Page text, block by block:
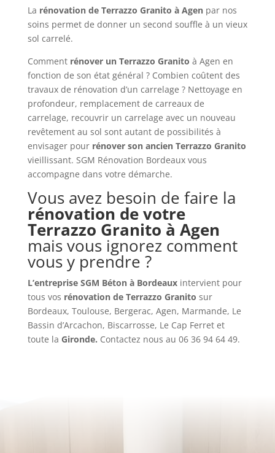
La rénovation de Terrazzo Granito à Agenpar nos
soins permet de donner un second souffle à un vieux
sol carrelé.
Comment rénover un Terrazzo Granito à Agen en
fonction de son état général ? Combien coûtent des
travaux de rénovation d’un carrelage ? Nettoyage en
profondeur, remplacement de carreaux de
carrelage, recouvrir un carrelage avec un nouveau
revêtement au sol sont autant de possibilités à
envisager pour rénover son ancien Terrazzo Granito
vieillissant. SGM Rénovation Bordeaux vous
accompagne dans votre démarche.
Vous avez besoin de faire la
rénovation de votre
Terrazzo Granito à Agen
mais vous ignorez comment
vous y prendre ?
L’entreprise SGM Béton à Bordeauxintervient pour
tous vos rénovation de Terrazzo Granito sur
Bordeaux, Toulouse, Bergerac, Agen, Marmande, Le
Bassin d’Arcachon, Biscarrosse, Le Cap Ferret et
toute la Gironde. Contactez nous au 06 36 94 64 49.